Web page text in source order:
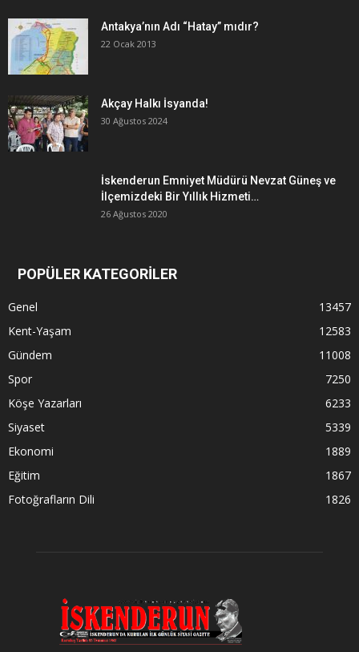
Antakya’nın Adı “Hatay” mıdır?
22 Ocak 2013
Akçay Halkı İsyanda!
30 Ağustos 2024
İskenderun Emniyet Müdürü Nevzat Güneş ve
İlçemizdeki Bir Yıllık Hizmeti…
26 Ağustos 2020
POPÜLER KATEGORİLER
Genel
13457
Kent-Yaşam
12583
Gündem
11008
Spor
7250
Köşe Yazarları
6233
Siyaset
5339
Ekonomi
1889
Eğitim
1867
Fotoğrafların Dili
1826